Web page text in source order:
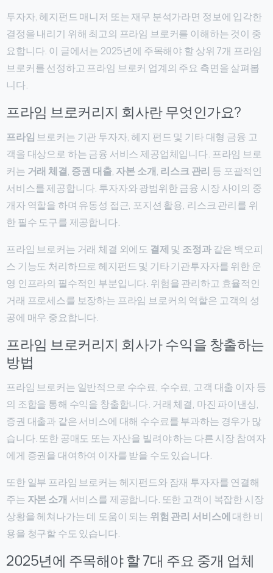
투자자, 헤지펀드 매니저 또는 재무 분석가라면 정보에 입각한
결정을 내리기 위해 최고의 프라임 브로커를 이해하는 것이 중
요합니다. 이 글에서는 2025년에 주목해야 할 상위 7개 프라임
브로커를 선정하고 프라임 브로커 업계의 주요 측면을 살펴봅
니다.
프라임 브로커리지 회사란 무엇인가요?
프라임 브로커는 기관 투자자, 헤지 펀드 및 기타 대형 금융 고
객을 대상으로 하는 금융 서비스 제공업체입니다. 프라임 브로
커는 거래 체결, 증권 대출, 자본 소개, 리스크 관리 등 포괄적인
서비스를 제공합니다. 투자자와 광범위한 금융 시장 사이의 중
개자 역할을 하며 유동성 접근, 포지션 활용, 리스크 관리를 위
한 필수 도구를 제공합니다.
프라임 브로커는 거래 체결 외에도 결제 및 조정과같은 백오피
스 기능도 처리하므로 헤지펀드 및 기타 기관투자자를 위한 운
영 인프라의 필수적인 부분입니다. 위험을 관리하고 효율적인
거래 프로세스를 보장하는 프라임 브로커의 역할은 고객의 성
공에 매우 중요합니다.
프라임 브로커리지 회사가 수익을 창출하는
방법
프라임 브로커는 일반적으로 수수료, 수수료, 고객 대출 이자 등
의 조합을 통해 수익을 창출합니다. 거래 체결, 마진 파이낸싱,
증권 대출과 같은 서비스에 대해 수수료를 부과하는 경우가 많
습니다. 또한 공매도 또는 자산을 빌려야 하는 다른 시장 참여자
에게 증권을 대여하여 이자를 받을 수도 있습니다.
또한 일부 프라임 브로커는 헤지펀드와 잠재 투자자를 연결해
주는 자본 소개 서비스를 제공합니다. 또한 고객이 복잡한 시장
상황을 헤쳐나가는 데 도움이 되는 위험 관리 서비스에 대한 비
용을 청구할 수도 있습니다.
2025년에 주목해야 할 7대 주요 중개 업체